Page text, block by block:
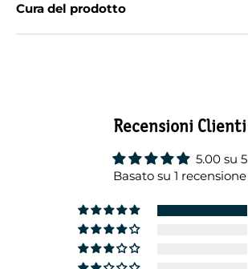
Cura del prodotto
Recensioni Clienti
5.00 su 5
Basato su 1 recensione